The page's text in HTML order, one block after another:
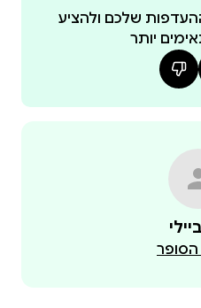
silent brutality, and a
freedom. Each
ancient in its patriarchy
rising walls to Shechem's
of Birds pulls back
cities truly were – their
their whispered
שלכם ולהציע
יותר
הסופר